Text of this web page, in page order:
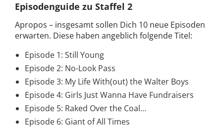
Episodenguide zu Staffel 2
Apropos – insgesamt sollen Dich 10 neue Episoden
erwarten. Diese haben angeblich folgende Titel:
Episode 1: Still Young
Episode 2: No-Look Pass
Episode 3: My Life With(out) the Walter Boys
Episode 4: Girls Just Wanna Have Fundraisers
Episode 5: Raked Over the Coal…
Episode 6: Giant of All Times